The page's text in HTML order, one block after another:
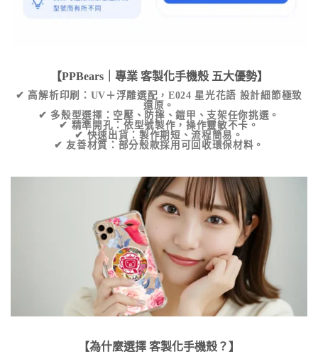
【PPBears｜專業 客製化手機殼五大優勢】
✔ 高解析印刷 ：UV＋浮雕選配， E024 星光花語 設計細節極致
還原。
✔ 多殼型選擇 ：空壓、防摔、鎧甲、支架任你挑選。
✔ 精準開孔 ：依型號製作，操作靈敏不卡。
✔ 快速出貨 ：製作期短、流程簡易。
✔ 友善材質 ：部分殼款採用可回收環保材料。
【為什麼選擇 客製化手機殼 ？】